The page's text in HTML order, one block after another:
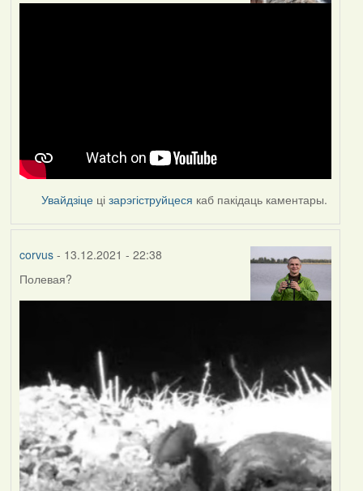
Увайдзіце цізарэгіструйцеся каб пакідаць каментары.
corvus- 13.12.2021 - 22:38
Полевая?